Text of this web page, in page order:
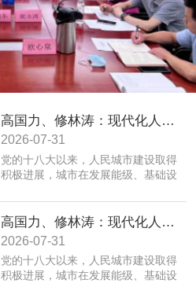
高国力、修林涛：现代化人民城市高质量发展的战略框架与政策体系
2026-07-31
党的十八大以来，人民城市建设取得
积极进展，城市在发展能级、基础设
治理、历史文化保护等方面取得积极
成效；同时，也面临着转变发展方
式、培育发展动能、提升功能品质、
加强生态环境保护、赓续历史文脉、
推动精细治理、增强城市韧性等转型
发展任务。为实现以上目标，必须紧
高国力、修林涛：现代化人民城市高质量发展的战略框架与政策体系
2026-07-31
党的十八大以来，人民城市建设取得
积极进展，城市在发展能级、基础设